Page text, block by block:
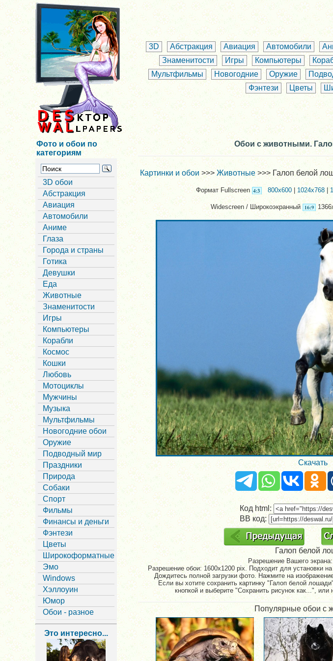
3D Абстракция Авиация Автомобили
Знаменитости
Игры Компьютеры
Мультфильмы
Новогодние Оружие
Фэнтези
Цветы
Фото и обои по
категориям
3D обои
Абстракция
Авиация
Автомобили
Аниме
Глаза
Города и страны
Готика
Девушки
Еда
Животные
Знаменитости
Игры
Компьютеры
Корабли
Космос
Кошки
Любовь
Мотоциклы
Мужчины
Музыка
Мультфильмы
Новогодние обои
Оружие
Подводный мир
Праздники
Природа
Собаки
Спорт
Фильмы
Финансы и деньги
Фэнтези
Цветы
Широкоформатные
Эмо
Windows
Хэллоуин
Юмор
Обои - разное
Это интересно...
Обои с животными.
Картинки и обои>>>Животные>>> Галоп белой
Формат Fullscreen 800x600|1024x768|
Widescreen / Широкоэкранный
Скачать
Код html:
BB код:
Галоп белой
Разрешение Вашего
Разрешение обои: 1600x1200 pix. Подходит для установки
Дождитесь полной загрузки фото. Нажмите на
Если вы хотите сохранить картинку "Галоп белой
кнопкой и выберите "Сохранить рисунок как...",
Популярные обои с